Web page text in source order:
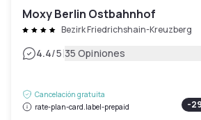
Moxy Berlin Ostbahnhof
Bezirk Friedrichshain-Kreuzberg
4.4/5|35 Opiniones
Cancelación gratuita
rate-plan-card.label-prepaid
-29